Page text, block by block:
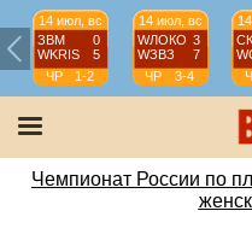
14 июл, вс
ЗВМ
0
WKRIS
5
ЧР
1-2
14 июл, вс
WЛОКО 3
WЗВЗ
7
ЧР
3-4
Чемпионат России по